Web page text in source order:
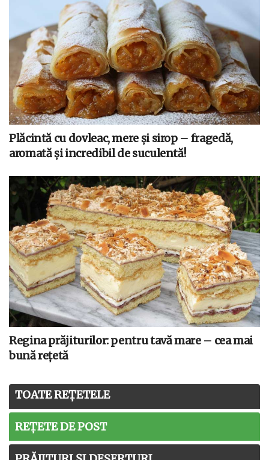
Plăcintă cu dovleac, mere și sirop – fragedă,
aromată și incredibil de suculentă!
Regina prăjiturilor: pentru tavă mare – cea mai
bună rețetă
TOATE REȚETELE
REȚETE DE POST